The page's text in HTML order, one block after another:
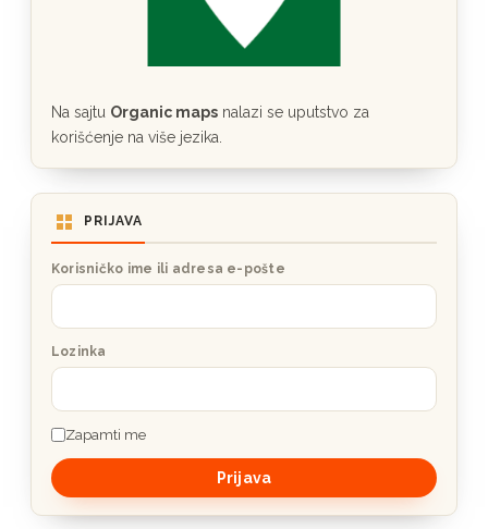
Na sajtu Organic maps nalazi se uputstvo za
korišćenje na više jezika.
PRIJAVA
Korisničko ime ili adresa e-pošte
Lozinka
Zapamti me